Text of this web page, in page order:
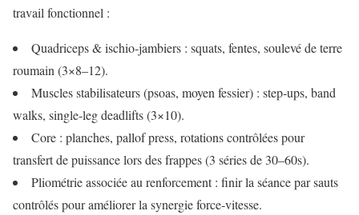
travail fonctionnel :
Quadriceps & ischio‑jambiers : squats, fentes, soulevé de terre
roumain (3×8–12).
Muscles stabilisateurs (psoas, moyen fessier) : step‑ups, band
walks, single‑leg deadlifts (3×10).
Core : planches, pallof press, rotations contrôlées pour
transfert de puissance lors des frappes (3 séries de 30–60s).
Pliométrie associée au renforcement : finir la séance par sauts
contrôlés pour améliorer la synergie force‑vitesse.